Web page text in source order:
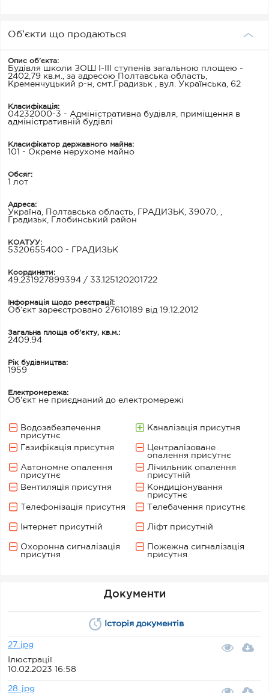
Об’єкти що продаються
Опис об’єкта:
Будівля школи ЗОШ І-ІІІ ступенів загальною площею -
2402,79 кв.м., за адресою Полтавська область,
Кременчуцький р-н, смт.Градизьк , вул. Українська, 62
Класифікація:
04232000-3 - Адміністративна будівля, приміщення в
адміністративній будівлі
Класифікатор державного майна:
101 - Окреме нерухоме майно
Обсяг:
1 лот
Адреса:
Україна, Полтавська область, ГРАДИЗЬК, 39070, ,
Градизьк, Глобинський район
КОАТУУ:
5320655400 - ГРАДИЗЬК
Координати:
49.231927899394 / 33.125120201722
Інформація щодо реєстрації:
Об’єкт зареєстровано 27610189 від 19.12.2012
Загальна площа об'єкту, кв.м.:
2409.94
Рік будівництва:
1959
Електромережа:
Об'єкт не приєднаний до електромережі
Водозабезпечення
присутнє
Каналізація присутня
Газифікація присутня
Централізоване
опалення присутнє
Автономне опалення
присутнє
Лічильник опалення
присутній
Вентиляція присутня
Кондиціонування
присутнє
Телефонізація присутня
Телебачення присутнє
Інтернет присутній Ліфт присутній
Охоронна сигналізація
присутня
Пожежна сигналізація
присутня
Документи
Історія документів
27..jpg
Ілюстрації
10.02.2023 16:58
28..jpg